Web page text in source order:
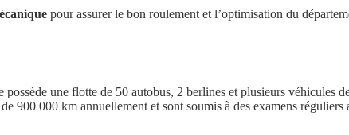
pour assurer le bon roulement et l’optimisation du
une flotte de 50 autobus, 2 berlines et plusieurs véhicules
900 000 km annuellement et sont soumis à des examens